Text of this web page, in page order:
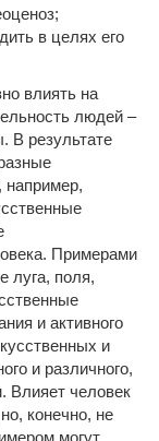
в целях его
влиять на
людей –
В результате
например,
Примерами
луга, поля,
и активного
и
и различного,
Влияет человек
конечно, не
могут